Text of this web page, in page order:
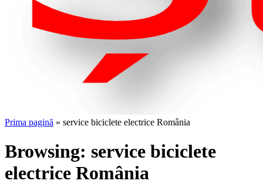
Prima pagină » service biciclete electrice România
Browsing: service biciclete
electrice România